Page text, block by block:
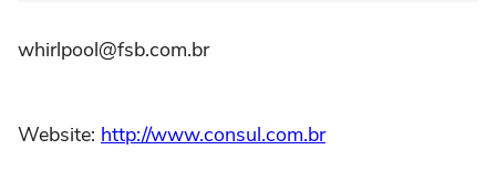
whirlpool@fsb.com.br
Website: http://www.consul.com.br